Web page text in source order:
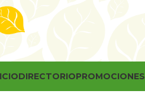
DIRECTORIOPROMOCIONES